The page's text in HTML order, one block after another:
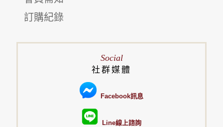
訂購紀錄
Social
社群媒體
Facebook訊息
Line線上諮詢